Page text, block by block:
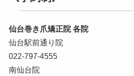
仙台巻き爪矯正院 各院
仙台駅前通り院
022-797-4555
南仙台院